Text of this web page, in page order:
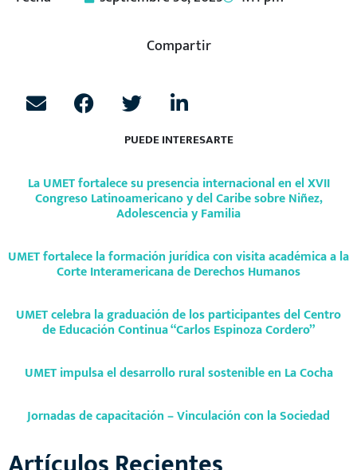
Compartir
PUEDE INTERESARTE
La UMET fortalece su presencia internacional en el XVII
Congreso Latinoamericano y del Caribe sobre Niñez,
Adolescencia y Familia
UMET fortalece la formación jurídica con visita académica a la
Corte Interamericana de Derechos Humanos
UMET celebra la graduación de los participantes del Centro
de Educación Continua “Carlos Espinoza Cordero”
UMET impulsa el desarrollo rural sostenible en La Cocha
Jornadas de capacitación – Vinculación con la Sociedad